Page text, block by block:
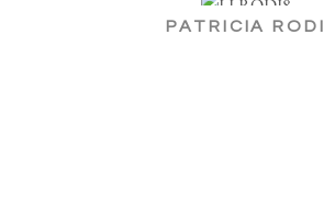
PATRICIA RODI